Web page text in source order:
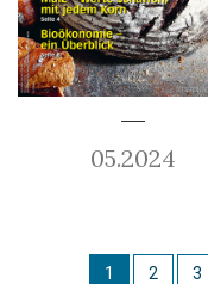
05.2024
1 2 3